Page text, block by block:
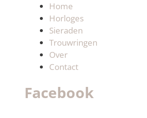
Home
Horloges
Sieraden
Trouwringen
Over
Contact
Facebook